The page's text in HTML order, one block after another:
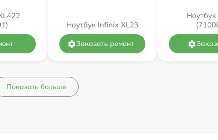
Ноутбук Infinix XL23
Заказать ремонт
Показать больше